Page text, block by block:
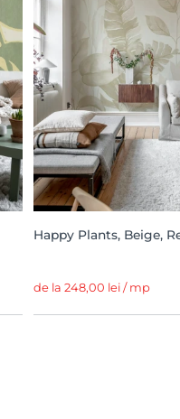
Happy Plants, Beige,
de la 248,00 lei / mp